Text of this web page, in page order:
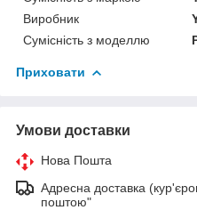
Виробник
Сумісність з моделлю
Приховати
Умови доставки
Нова Пошта
Адресна доставка
поштою"